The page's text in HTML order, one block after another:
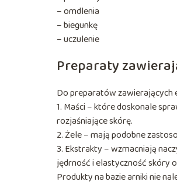
– omdlenia
– biegunkę
– uczulenie
Preparaty
Do preparatów zawierających
1. Maści – które doskonale
rozjaśniające skórę.
2. Żele – mają podobne
3. Ekstrakty – wzmacniają
jędrność i elastyczność skóry
Produkty na bazie arniki nie